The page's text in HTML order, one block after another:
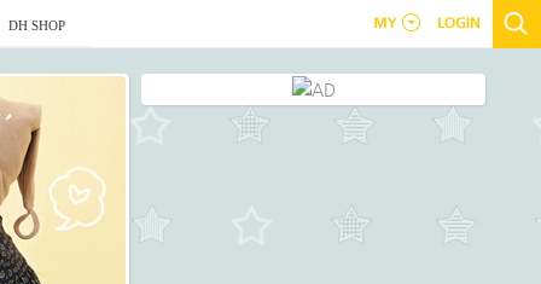
DH SHOP